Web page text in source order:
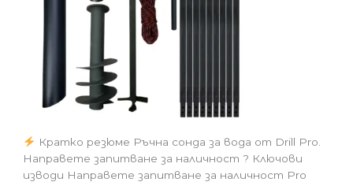
Кратко резюме Ръчна сонда за вода от Drill Pro.
Направете запитване за наличност ? Ключови
изводи Направете запитване за наличност Pro